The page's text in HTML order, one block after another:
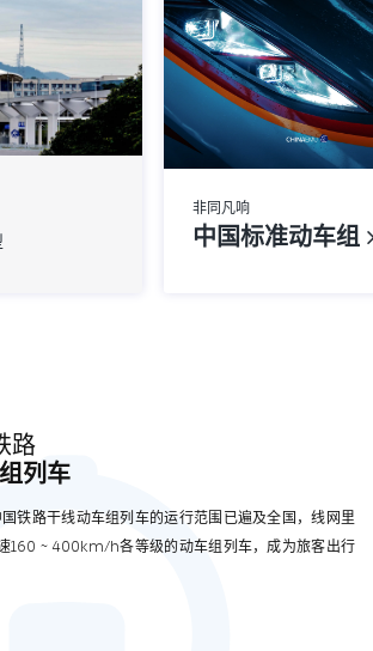
非同凡响
中国标准动车组
路
列车
铁路干线动车组列车的运行范围已遍及全国，线网里
160 ~ 400km/h各等级的动车组列车，成为旅客出行